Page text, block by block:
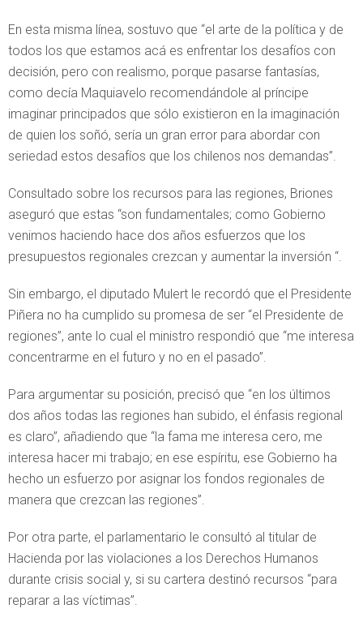
En esta misma línea, sostuvo que “el arte de la política y de
todos los que estamos acá es enfrentar los desafíos con
decisión, pero con realismo, porque pasarse fantasías,
como decía Maquiavelo recomendándole al príncipe
imaginar principados que sólo existieron en la imaginación
de quien los soñó, sería un gran error para abordar con
seriedad estos desafíos que los chilenos nos demandas”.
Consultado sobre los recursos para las regiones, Briones
aseguró que estas “son fundamentales; como Gobierno
venimos haciendo hace dos años esfuerzos que los
presupuestos regionales crezcan y aumentar la inversión “.
Sin embargo, el diputado Mulert le recordó que el Presidente
Piñera no ha cumplido su promesa de ser “el Presidente de
regiones”, ante lo cual el ministro respondió que “me interesa
concentrarme en el futuro y no en el pasado”.
Para argumentar su posición, precisó que “en los últimos
dos años todas las regiones han subido, el énfasis regional
es claro”, añadiendo que “la fama me interesa cero, me
interesa hacer mi trabajo; en ese espíritu, ese Gobierno ha
hecho un esfuerzo por asignar los fondos regionales de
manera que crezcan las regiones”.
Por otra parte, el parlamentario le consultó al titular de
Hacienda por las violaciones a los Derechos Humanos
durante crisis social y, si su cartera destinó recursos “para
reparar a las víctimas”.